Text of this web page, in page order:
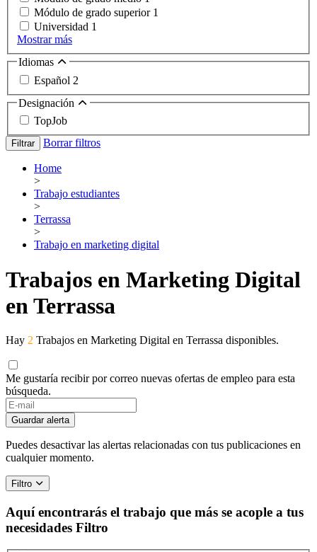
Módulo de grado superior 1
Universidad 1
Mostrar más
Idiomas
Español 2
Designación
TopJob
Filtrar Borrar filtros
Home
>
Trabajo estudiantes
>
Terrassa
>
Trabajo en marketing digital
Trabajos en Marketing Digital
en Terrassa
Hay 2 Trabajos en Marketing Digital en Terrassa disponibles.
Me gustaría recibir por correo nuevas ofertas de empleo para esta
búsqueda.
Guardar alerta
Puedes desactivar las alertas relacionadas con tus publicaciones en
cualquier momento.
Filtro
Aquí encontrarás el trabajo que más se acople a tus
necesidades Filtro